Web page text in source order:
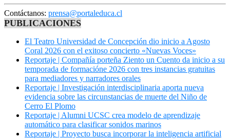
Contáctanos: prensa@portaleduca.cl
PUBLICACIONES
El Teatro Universidad de Concepción dio inicio a Agosto
Coral 2026 con el exitoso concierto «Nuevas Voces»
Reportaje | Compañía porteña Ziento un Cuento da inicio a su
temporada de formacióne 2026 con tres instancias gratuitas
para mediadores y narradores orales
Reportaje | Investigación interdisciplinaria aporta nueva
evidencia sobre las circunstancias de muerte del Niño de
Cerro El Plomo
Reportaje | Alumni UCSC crea modelo de aprendizaje
automático para clasificar sonidos marinos
Reportaje | Proyecto busca incorporar la inteligencia artificial